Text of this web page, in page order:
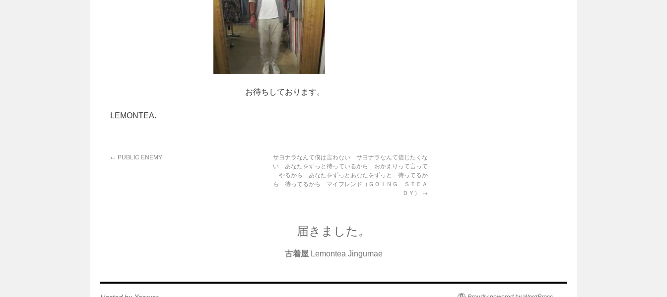
お待ちしております。
LEMONTEA.
← PUBLIC ENEMY
サヨナラなんて僕は言わない サヨナラなんて信じたくな
い あなたをずっと待っているから おかえりって言って
やるから あなたをずっとあなたをずっと 待ってるか
ら 待ってるから マイフレンド（ＧＯＩＮＧ ＳＴＥＡ
ＤＹ） →
届きました。
古着屋 Lemontea Jingumae